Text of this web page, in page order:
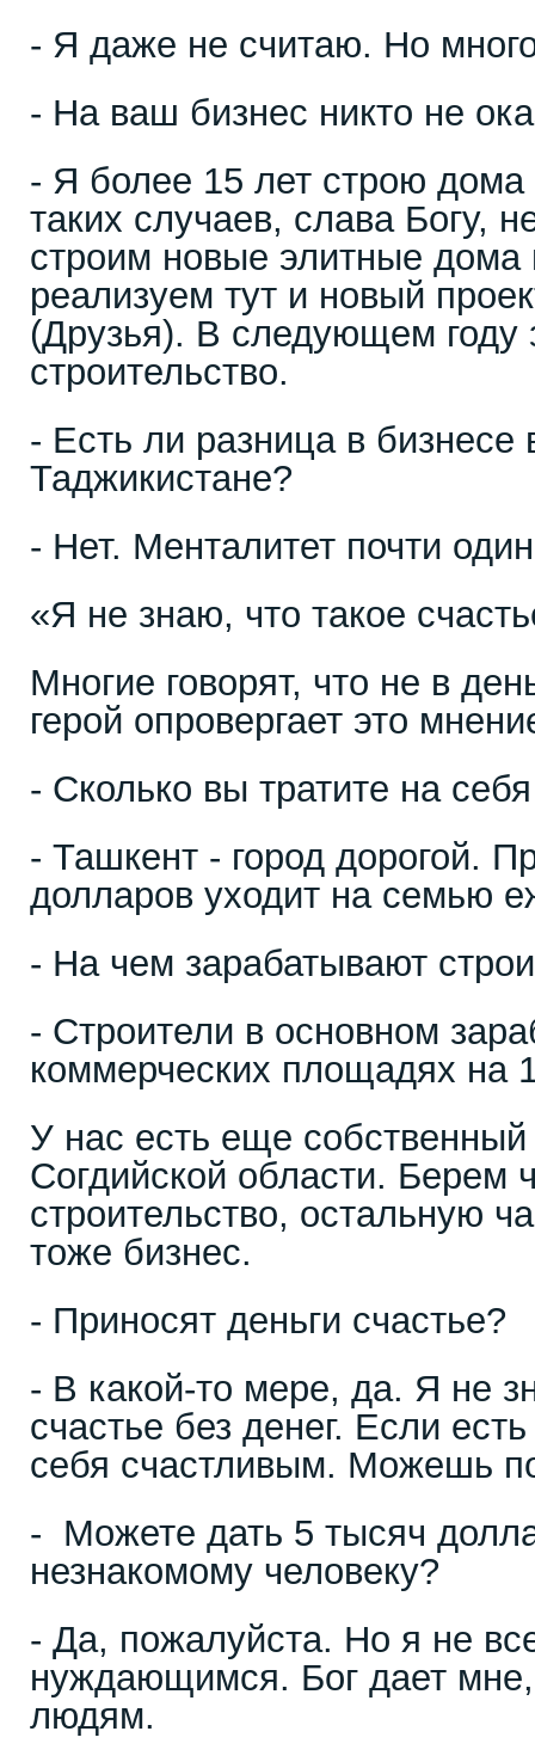
- Я даже не считаю. Но
- На ваш бизнес никто не
- Я более 15 лет строю дома
таких случаев, слава Богу,
строим новые элитные
реализуем тут и новый
(Друзья). В следующем году
строительство.
- Есть ли разница в бизнесе
Таджикистане?
- Нет. Менталитет почти
«Я не знаю, что такое
Многие говорят, что не в
герой опровергает это
- Сколько вы тратите на
- Ташкент - город дорогой.
долларов уходит на семью
- На чем зарабатывают
- Строители в основном
коммерческих площадях на
У нас есть еще
Согдийской области. Берем
строительство, остальную
тоже бизнес.
- Приносят деньги счастье?
- В какой-то мере, да. Я не
счастье без денег. Если
себя счастливым. Можешь
- Можете дать 5 тысяч
незнакомому человеку?
- Да, пожалуйста. Но я не
нуждающимся. Бог дает
людям.